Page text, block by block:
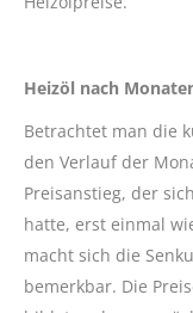
Heizöl nach
Betrachtet man die
den Verlauf der
Preisanstieg, der
hatte, erst einmal
macht sich die
bemerkbar. Die